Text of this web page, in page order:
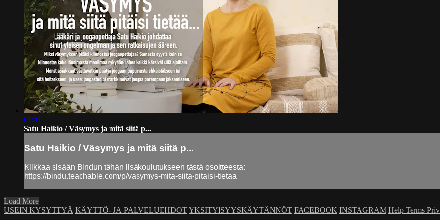
01:01
Satu Haikio / Väsymys ja mitä siitä p...
Satu Haikio / Väsymys ja mitä siitä p...
Klikkaa sisään Bindun tähän lisäkoulutukseen tästä osoitteesta:
https://bindu.teachable.com/p/vasymys-mita-siita-pitaisi-tietaa
Load More
USEIN KYSYTTYÄ KÄYTTÖ- JA PALVELUEHDOTYKSITYISYYSKÄYTÄNNÖT FACEBOOK INSTAGRAM Help Terms